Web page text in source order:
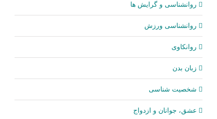
روانشناسی و گرایش ها
روانشناسی ورزش
روانکاوی
زبان بدن
شخصیت شناسی
عشق، جوانان و ازدواج